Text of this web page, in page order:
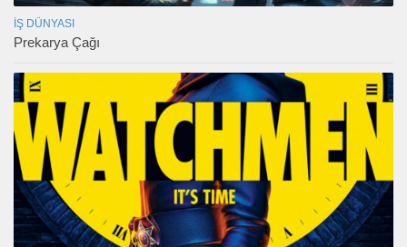
İŞ DÜNYASI
Prekarya Çağı